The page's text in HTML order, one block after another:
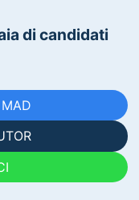
di candidati